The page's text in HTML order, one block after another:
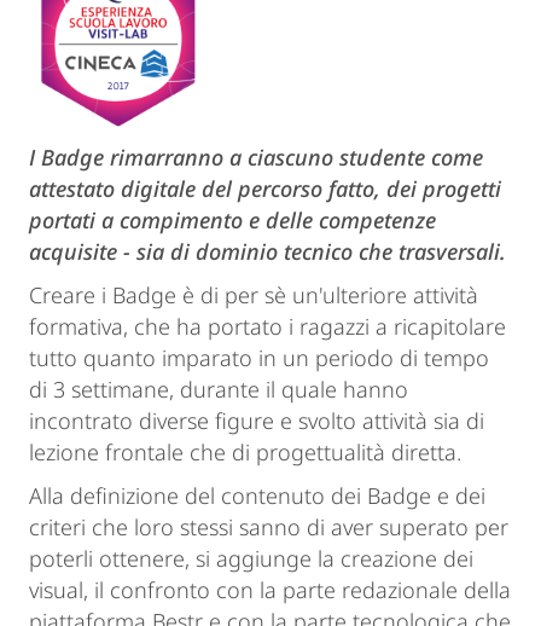
I Badge rimarranno a ciascuno studente come
attestato digitale del percorso fatto, dei progetti
portati a compimento e delle competenze
acquisite - sia di dominio tecnico che trasversali.
Creare i Badge è di per sè un'ulteriore attività
formativa, che ha portato i ragazzi a ricapitolare
tutto quanto imparato in un periodo di tempo
di 3 settimane, durante il quale hanno
incontrato diverse figure e svolto attività sia di
lezione frontale che di progettualità diretta.
Alla definizione del contenuto dei Badge e dei
criteri che loro stessi sanno di aver superato per
poterli ottenere, si aggiunge la creazione dei
visual, il confronto con la parte redazionale della